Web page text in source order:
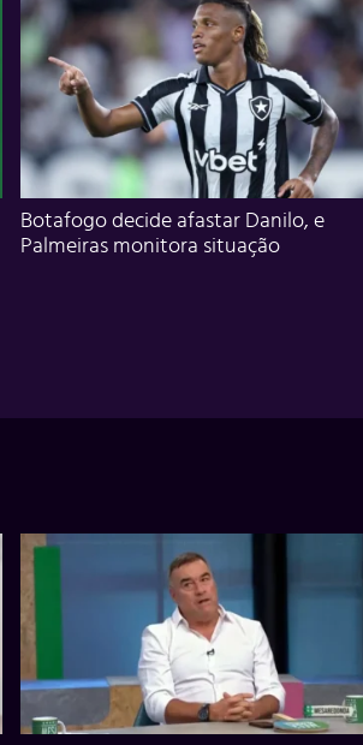
Botafogo decide afastar Danilo, e
Palmeiras monitora situação